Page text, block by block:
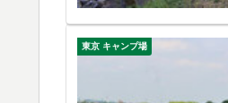
東京 キャンプ場